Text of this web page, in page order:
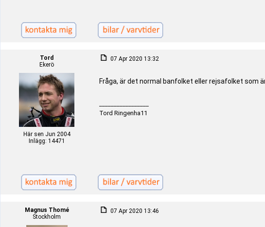
Tord
Ekerö
Här sen Jun 2004
Inlägg: 14471
07 Apr 2020 13:32
Fråga, är det normal banfolket eller rejsafolket som
Tord Ringenha11
Magnus Thomé
Stockholm
07 Apr 2020 13:46